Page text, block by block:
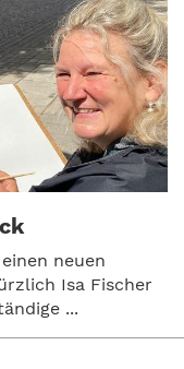
neuen
Isa Fischer
...